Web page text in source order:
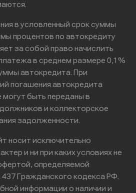
в условленный срок суммы
процентов по автокредиту
за собой право начислить
в среднем размере 0,1%
автокредита. При
погашения автокредита
быть переданы в
и коллекторское
задолженности.
носит исключительно
и ни при каких условиях не
определяемой
Гражданского кодекса РФ.
информации о наличии и